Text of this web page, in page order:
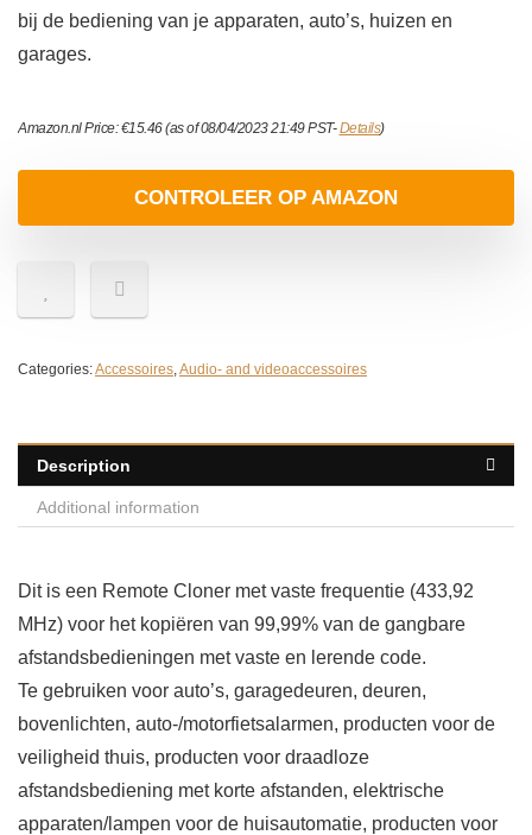
bij de bediening van je apparaten, auto’s, huizen en
garages.
Amazon.nl Price:€15.46(as of 08/04/2023 21:49 PST-Details)
CONTROLEER OP AMAZON
Categories:Accessoires,Audio- and videoaccessoires
Description
Additional information
Dit is een Remote Cloner met vaste frequentie (433,92
MHz) voor het kopiëren van 99,99% van de gangbare
afstandsbedieningen met vaste en lerende code.
Te gebruiken voor auto’s, garagedeuren, deuren,
bovenlichten, auto-/motorfietsalarmen, producten voor de
veiligheid thuis, producten voor draadloze
afstandsbediening met korte afstanden, elektrische
apparaten/lampen voor de huisautomatie, producten voor